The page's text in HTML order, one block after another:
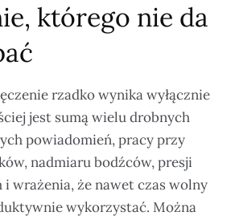
którego nie da
rzadko wynika wyłącznie
jest sumą wielu drobnych
powiadomień, pracy przy
nadmiaru bodźców, presji
wrażenia, że nawet czas wolny
wykorzystać. Można